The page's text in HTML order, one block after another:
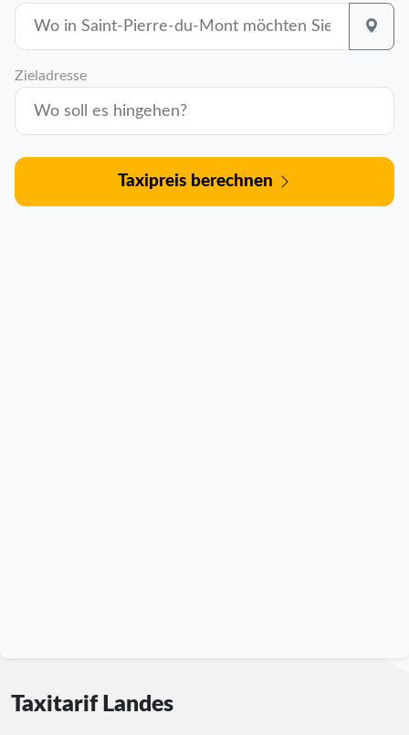
Zieladresse
Taxipreis berechnen
Taxitarif Landes